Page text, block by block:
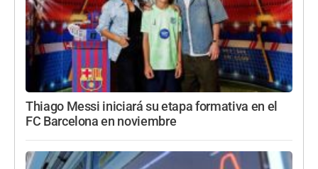
Thiago Messi iniciará su etapa formativa en el
FC Barcelona en noviembre